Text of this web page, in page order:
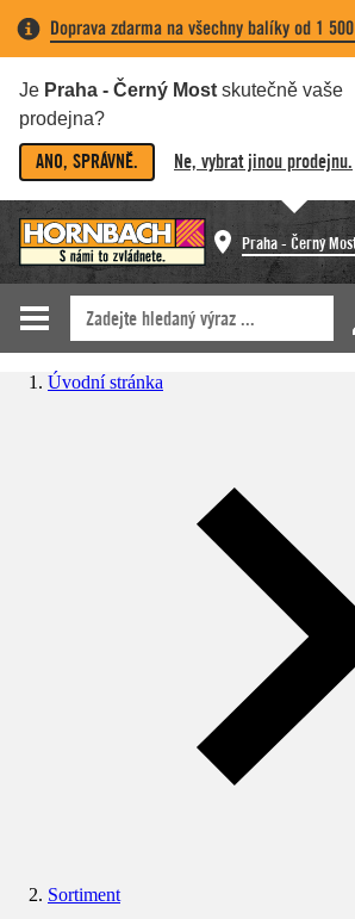
Doprava zdarma na všechny balíky od 1
Je Praha - Černý Most skutečně vaše
prodejna?
ANO, SPRÁVNĚ. Ne, vybrat jinou prodejnu.
Praha - Černý
Úvodní stránka
Sortiment